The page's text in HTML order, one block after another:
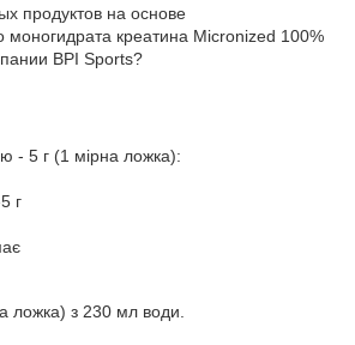
продуктов на основе
моногидрата креатина Micronized 100%
BPI Sports?
- 5 г (1 мірна ложка):
г
ложка) з 230 мл води.